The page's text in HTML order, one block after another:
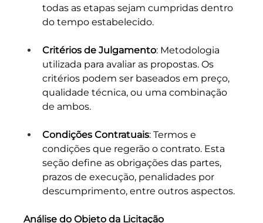
todas as etapas sejam cumpridas dentro
do tempo estabelecido.
Critérios de Julgamento: Metodologia
utilizada para avaliar as propostas. Os
critérios podem ser baseados em preço,
qualidade técnica, ou uma combinação
de ambos.
Condições Contratuais: Termos e
condições que regerão o contrato. Esta
seção define as obrigações das partes,
prazos de execução, penalidades por
descumprimento, entre outros aspectos.
Análise do Objeto da Licitação